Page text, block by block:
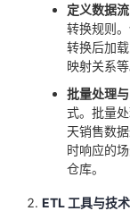
定义数据流
转换规则
转换后加
映射关系等
批量处理
式。批量
天销售数
时响应的
仓库。
ETL 工具与技术